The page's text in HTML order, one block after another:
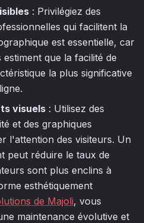
: Privilégiez des
qui facilitent la
est essentielle, car
que la facilité de
la plus significative
visuels : Utilisez des
et des graphiques
l'attention des visiteurs. Un
peut réduire le taux de
sont plus enclins à
esthétiquement
de Majoli, vous
maintenance évolutive et